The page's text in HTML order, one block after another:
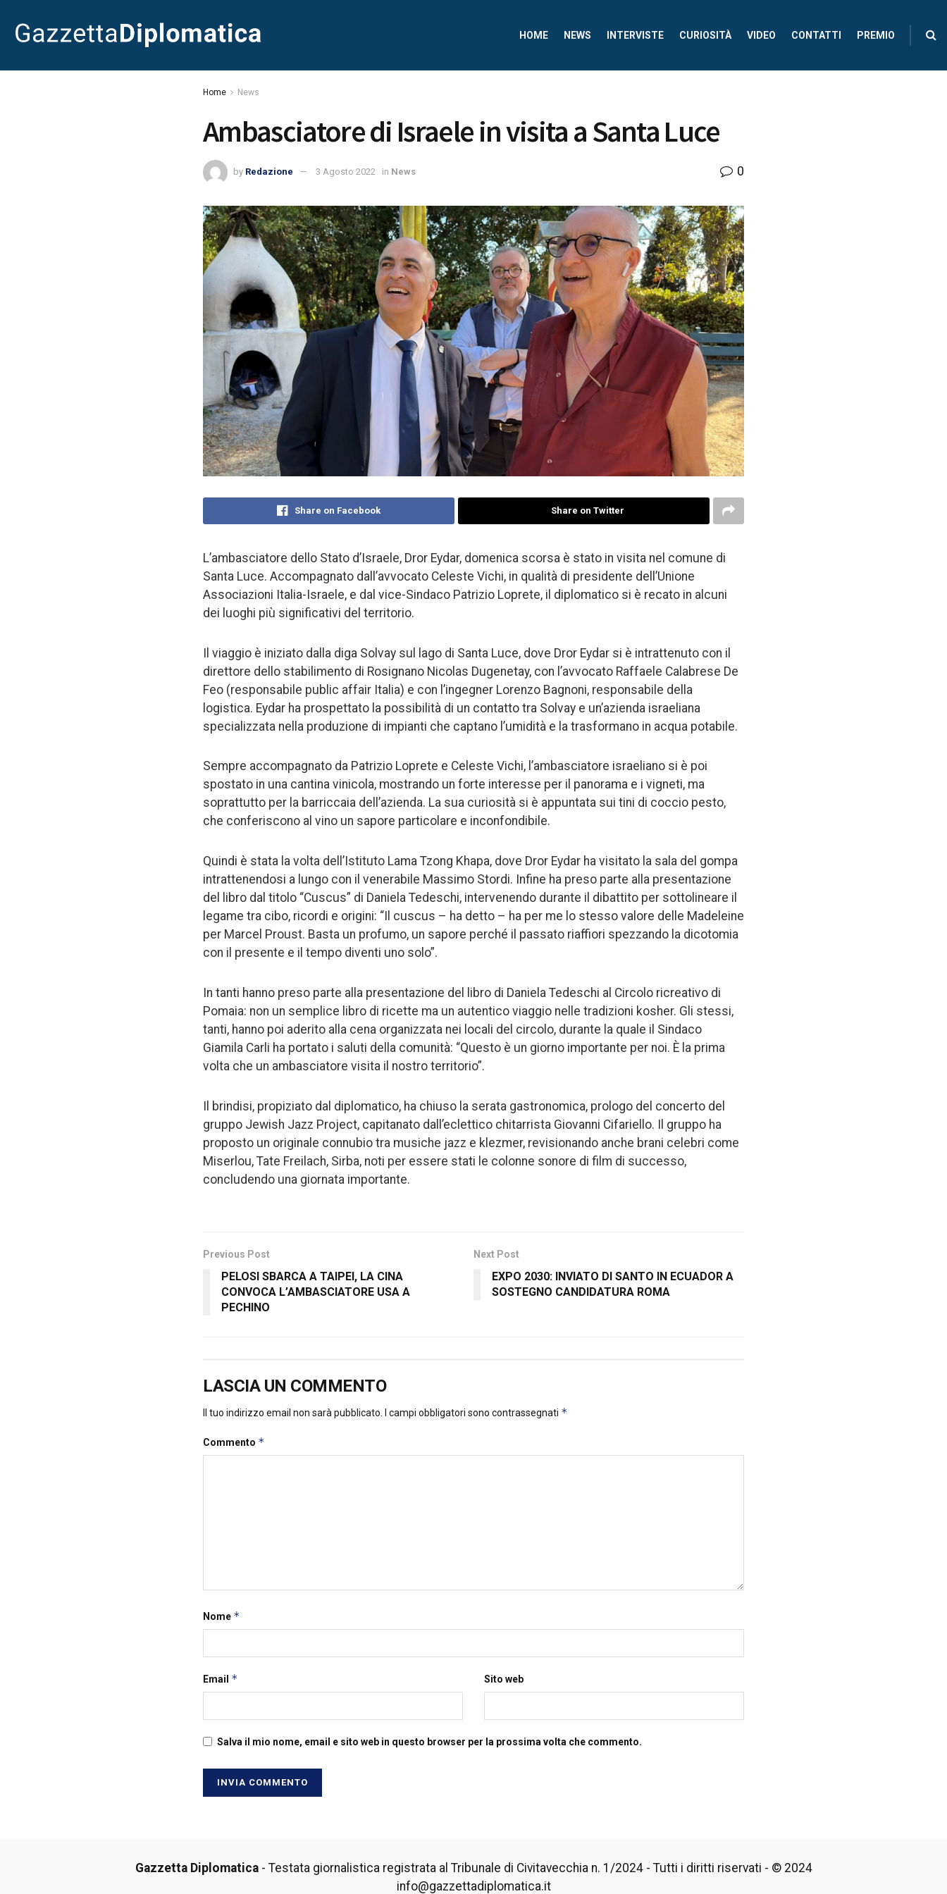
HOME NEWS INTERVISTE CURIOSITÀ VIDEO CONTATTI PREMIO
Home News
Ambasciatore di Israele in visita a Santa Luce
by Redazione 3 Agosto 2022 in News 0
Share on Facebook Share on Twitter
L’ambasciatore dello Stato d’Israele, Dror Eydar, domenica scorsa è stato in visita nel comune di
Santa Luce. Accompagnato dall’avvocato Celeste Vichi, in qualità di presidente dell’Unione
Associazioni Italia-Israele, e dal vice-Sindaco Patrizio Loprete, il diplomatico si è recato in alcuni
dei luoghi più significativi del territorio.
Il viaggio è iniziato dalla diga Solvay sul lago di Santa Luce, dove Dror Eydar si è intrattenuto con il
direttore dello stabilimento di Rosignano Nicolas Dugenetay, con l’avvocato Raffaele Calabrese De
Feo (responsabile public affair Italia) e con l’ingegner Lorenzo Bagnoni, responsabile della
logistica. Eydar ha prospettato la possibilità di un contatto tra Solvay e un’azienda israeliana
specializzata nella produzione di impianti che captano l’umidità e la trasformano in acqua potabile.
Sempre accompagnato da Patrizio Loprete e Celeste Vichi, l’ambasciatore israeliano si è poi
spostato in una cantina vinicola, mostrando un forte interesse per il panorama e i vigneti, ma
soprattutto per la barriccaia dell’azienda. La sua curiosità si è appuntata sui tini di coccio pesto,
che conferiscono al vino un sapore particolare e inconfondibile.
Quindi è stata la volta dell’Istituto Lama Tzong Khapa, dove Dror Eydar ha visitato la sala del gompa
intrattenendosi a lungo con il venerabile Massimo Stordi. Infine ha preso parte alla presentazione
del libro dal titolo “Cuscus” di Daniela Tedeschi, intervenendo durante il dibattito per sottolineare il
legame tra cibo, ricordi e origini: “Il cuscus – ha detto – ha per me lo stesso valore delle Madeleine
per Marcel Proust. Basta un profumo, un sapore perché il passato riaffiori spezzando la dicotomia
con il presente e il tempo diventi uno solo”.
In tanti hanno preso parte alla presentazione del libro di Daniela Tedeschi al Circolo ricreativo di
Pomaia: non un semplice libro di ricette ma un autentico viaggio nelle tradizioni kosher. Gli stessi,
tanti, hanno poi aderito alla cena organizzata nei locali del circolo, durante la quale il Sindaco
Giamila Carli ha portato i saluti della comunità: “Questo è un giorno importante per noi. È la prima
volta che un ambasciatore visita il nostro territorio”.
Il brindisi, propiziato dal diplomatico, ha chiuso la serata gastronomica, prologo del concerto del
gruppo Jewish Jazz Project, capitanato dall’eclettico chitarrista Giovanni Cifariello. Il gruppo ha
proposto un originale connubio tra musiche jazz e klezmer, revisionando anche brani celebri come
Miserlou, Tate Freilach, Sirba, noti per essere stati le colonne sonore di film di successo,
concludendo una giornata importante.
Previous Post
PELOSI SBARCA A TAIPEI, LA CINA
CONVOCA L’AMBASCIATORE USA A
PECHINO
Next Post
EXPO 2030: INVIATO DI SANTO IN ECUADOR A
SOSTEGNO CANDIDATURA ROMA
LASCIA UN COMMENTO
Il tuo indirizzo email non sarà pubblicato. I campi obbligatori sono contrassegnati *
Commento *
Nome *
Email * Sito web
Salva il mio nome, email e sito web in questo browser per la prossima volta che commento.
Gazzetta Diplomatica- Testata giornalistica registrata al Tribunale di Civitavecchia n. 1/2024 - Tutti i diritti riservati - © 2024
info@gazzettadiplomatica.it